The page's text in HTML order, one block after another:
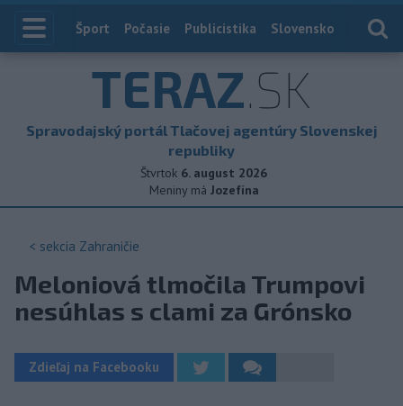
Index
Šport Počasie Publicistika Slovensko
TERAZ.SK
Spravodajský portál Tlačovej agentúry Slovenskej
republiky
Štvrtok 6. august 2026
Meniny má Jozefína
< sekcia Zahraničie
Meloniová tlmočila Trumpovi
nesúhlas s clami za Grónsko
Zdieľaj na Facebooku